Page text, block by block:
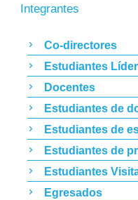
Integrantes
Co-directores
Estudiantes
Docentes
Estudiantes de
Estudiantes de
Estudiantes de
Estudiantes
Egresados